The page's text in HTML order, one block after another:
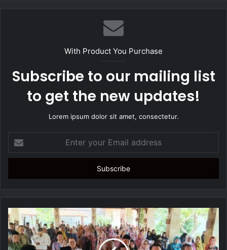
s
i
e
With Product You Purchase
Subscribe to our mailing list
to get the new updates!
Lorem ipsum dolor sit amet, consectetur.
t
r
u
r
E
m